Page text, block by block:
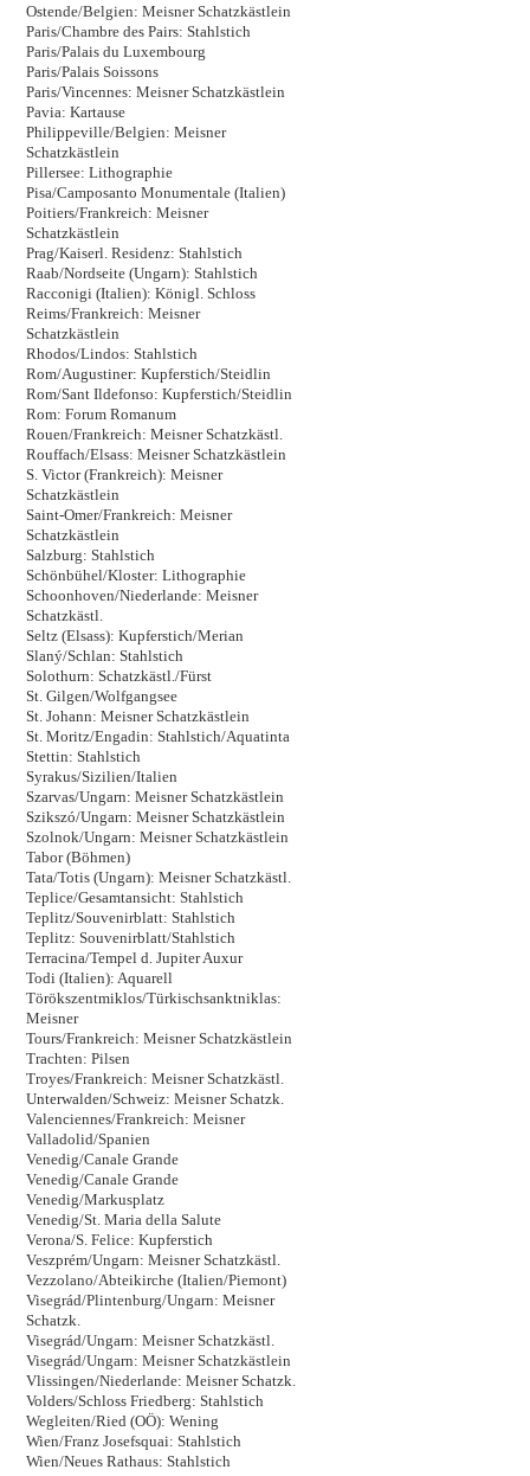
Ostende/Belgien: Meisner Schatzkästlein
Paris/Chambre des Pairs: Stahlstich
Paris/Palais du Luxembourg
Paris/Palais Soissons
Paris/Vincennes: Meisner Schatzkästlein
Pavia: Kartause
Philippeville/Belgien: Meisner
Schatzkästlein
Pillersee: Lithographie
Pisa/Camposanto Monumentale (Italien)
Poitiers/Frankreich: Meisner
Schatzkästlein
Prag/Kaiserl. Residenz: Stahlstich
Raab/Nordseite (Ungarn): Stahlstich
Racconigi (Italien): Königl. Schloss
Reims/Frankreich: Meisner
Schatzkästlein
Rhodos/Lindos: Stahlstich
Rom/Augustiner: Kupferstich/Steidlin
Rom/Sant Ildefonso: Kupferstich/Steidlin
Rom: Forum Romanum
Rouen/Frankreich: Meisner Schatzkästl.
Rouffach/Elsass: Meisner Schatzkästlein
S. Victor (Frankreich): Meisner
Schatzkästlein
Saint-Omer/Frankreich: Meisner
Schatzkästlein
Salzburg: Stahlstich
Schönbühel/Kloster: Lithographie
Schoonhoven/Niederlande: Meisner
Schatzkästl.
Seltz (Elsass): Kupferstich/Merian
Slaný/Schlan: Stahlstich
Solothurn: Schatzkästl./Fürst
St. Gilgen/Wolfgangsee
St. Johann: Meisner Schatzkästlein
St. Moritz/Engadin: Stahlstich/Aquatinta
Stettin: Stahlstich
Syrakus/Sizilien/Italien
Szarvas/Ungarn: Meisner Schatzkästlein
Szikszó/Ungarn: Meisner Schatzkästlein
Szolnok/Ungarn: Meisner Schatzkästlein
Tabor (Böhmen)
Tata/Totis (Ungarn): Meisner Schatzkästl.
Teplice/Gesamtansicht: Stahlstich
Teplitz/Souvenirblatt: Stahlstich
Teplitz: Souvenirblatt/Stahlstich
Terracina/Tempel d. Jupiter Auxur
Todi (Italien): Aquarell
Törökszentmiklos/Türkischsanktniklas:
Meisner
Tours/Frankreich: Meisner Schatzkästlein
Trachten: Pilsen
Troyes/Frankreich: Meisner Schatzkästl.
Unterwalden/Schweiz: Meisner Schatzk.
Valenciennes/Frankreich: Meisner
Valladolid/Spanien
Venedig/Canale Grande
Venedig/Canale Grande
Venedig/Markusplatz
Venedig/St. Maria della Salute
Verona/S. Felice: Kupferstich
Veszprém/Ungarn: Meisner Schatzkästl.
Vezzolano/Abteikirche (Italien/Piemont)
Visegrád/Plintenburg/Ungarn: Meisner
Schatzk.
Visegrád/Ungarn: Meisner Schatzkästl.
Visegrád/Ungarn: Meisner Schatzkästlein
Vlissingen/Niederlande: Meisner Schatzk.
Volders/Schloss Friedberg: Stahlstich
Wegleiten/Ried (OÖ): Wening
Wien/Franz Josefsquai: Stahlstich
Wien/Neues Rathaus: Stahlstich